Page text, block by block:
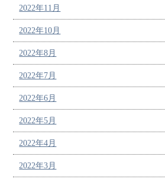
2022年11月
2022年10月
2022年8月
2022年7月
2022年6月
2022年5月
2022年4月
2022年3月